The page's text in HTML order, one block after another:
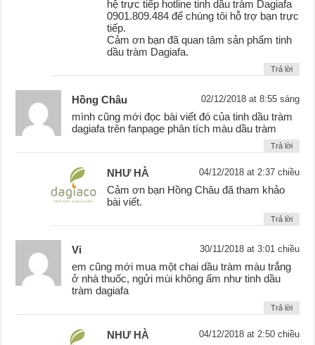
hệ trực tiếp hotline tinh dầu tràm Dagiafa
0901.809.484 để chúng tôi hỗ trợ bạn trực
tiếp.
Cảm ơn bạn đã quan tâm sản phẩm tinh
dầu tràm Dagiafa.
Trả lời
Hồng Châu 02/12/2018 at 8:55 sáng
mình cũng mới đọc bài viết đó của tinh dầu tràm
dagiafa trên fanpage phân tích màu dầu tràm
Trả lời
NHƯ HÀ 04/12/2018 at 2:37 chiều
Cảm ơn bạn Hồng Châu đã tham khảo
bài viết.
Trả lời
Vi 30/11/2018 at 3:01 chiều
em cũng mới mua một chai dầu tràm màu trắng
ở nhà thuốc, ngửi mùi không ấm như tinh dầu
tràm dagiafa
Trả lời
NHƯ HÀ 04/12/2018 at 2:50 chiều